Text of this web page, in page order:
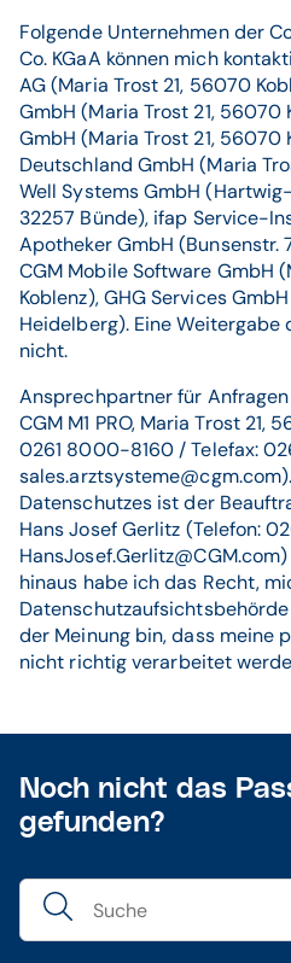
Folgende Unternehmen der
Co. KGaA können mich
AG (Maria Trost 21, 56070
GmbH (Maria Trost 21,
GmbH (Maria Trost 21, 56070
Deutschland GmbH (Maria
Well Systems GmbH
32257 Bünde), ifap Service-
Apotheker GmbH (Bunsenstr.
CGM Mobile Software GmbH
Koblenz), GHG Services
Heidelberg). Eine
nicht.
Ansprechpartner für
CGM M1 PRO, Maria Trost 21,
0261 8000-8160 / Telefax:
Datenschutzes ist der
Hans Josef Gerlitz (Telefon:
hinaus habe ich das Recht,
der Meinung bin, dass meine
nicht richtig verarbeitet
Noch nicht das
gefunden?